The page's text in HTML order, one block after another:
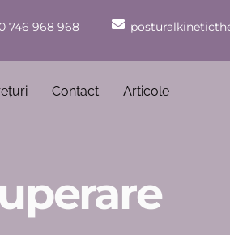
746 968 968
Contact Articole